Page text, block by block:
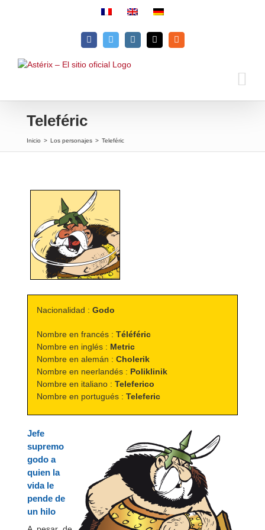
FacebookTwitterInstagramEmailRss
Teleféric
Inicio > Los personajes > Teleféric
Nacionalidad : Godo
Nombre en francés : Téléféric
Nombre en inglés : Metric
Nombre en alemán : Cholerik
Nombre en neerlandés : Poliklinik
Nombre en italiano : Teleferico
Nombre en portugués : Teleferic
Jefe
supremo
godo a
quien la
vida le
pende de
un hilo